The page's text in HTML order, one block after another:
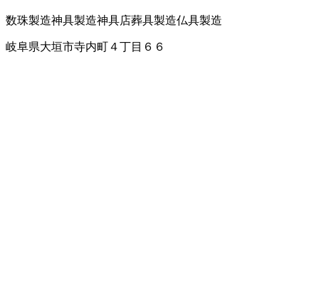
数珠製造神具製造神具店葬具製造仏具製造
岐阜県大垣市寺内町４丁目６６